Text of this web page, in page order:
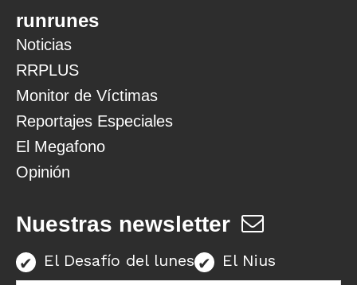
runrunes
Noticias
RRPLUS
Monitor de Víctimas
Reportajes Especiales
El Megafono
Opinión
Nuestras newsletter
El Desafío del lunes El Nius